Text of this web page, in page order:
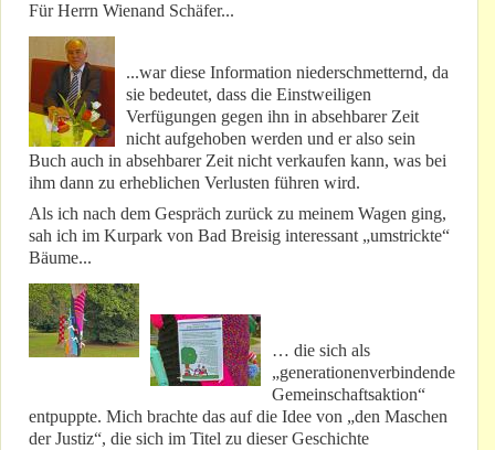
Für Herrn Wienand Schäfer...
...war diese Information niederschmetternd, da
sie bedeutet, dass die Einstweiligen
Verfügungen gegen ihn in absehbarer Zeit
nicht aufgehoben werden und er also sein
Buch auch in absehbarer Zeit nicht verkaufen kann, was bei
ihm dann zu erheblichen Verlusten führen wird.
Als ich nach dem Gespräch zurück zu meinem Wagen ging,
sah ich im Kurpark von Bad Breisig interessant „umstrickte“
Bäume...
… die sich als
„generationenverbindende
Gemeinschaftsaktion“
entpuppte. Mich brachte das auf die Idee von „den Maschen
der Justiz“, die sich im Titel zu dieser Geschichte